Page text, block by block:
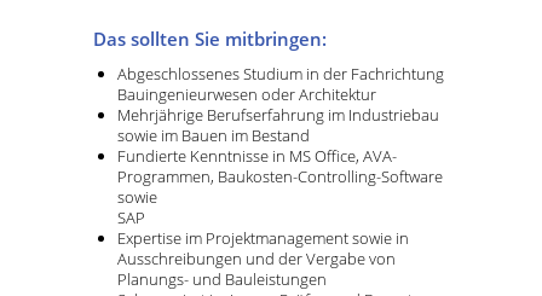
Das sollten Sie mitbringen:
Abgeschlossenes Studium in der Fachrichtung
Bauingenieurwesen oder Architektur
Mehrjährige Berufserfahrung im Industriebau
sowie im Bauen im Bestand
Fundierte Kenntnisse in MS Office, AVA-
Programmen, Baukosten-Controlling-Software
sowie
SAP
Expertise im Projektmanagement sowie in
Ausschreibungen und der Vergabe von
Planungs- und Bauleistungen